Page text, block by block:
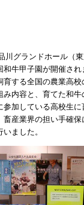
川グランドホール（
牛甲子園が開催され
する全国の農業高校
内容と、育てた和牛
参加している高校生
産業界の担い手確
ました。